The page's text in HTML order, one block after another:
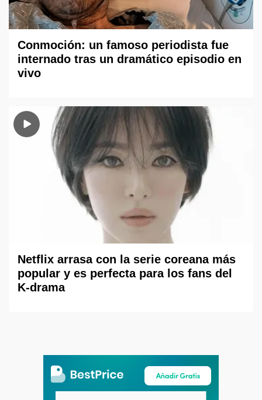
Conmoción: un famoso periodista fue
internado tras un dramático episodio en
vivo
Netflix arrasa con la serie coreana más
popular y es perfecta para los fans del
K-drama